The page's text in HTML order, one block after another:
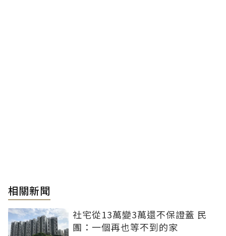
相關新聞
社宅從13萬變3萬還不保證蓋 民
團：一個再也等不到的家